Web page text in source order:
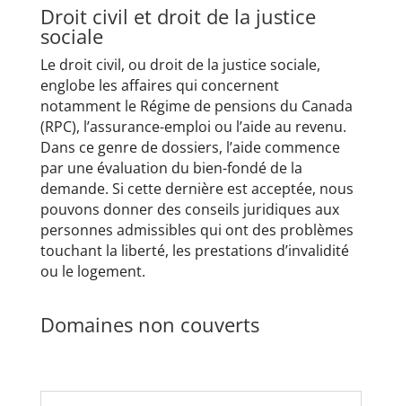
Droit civil et droit de la justice
sociale
Le droit civil, ou droit de la justice sociale,
englobe les affaires qui concernent
notamment le Régime de pensions du Canada
(RPC), l’assurance-emploi ou l’aide au revenu.
Dans ce genre de dossiers, l’aide commence
par une évaluation du bien-fondé de la
demande. Si cette dernière est acceptée, nous
pouvons donner des conseils juridiques aux
personnes admissibles qui ont des problèmes
touchant la liberté, les prestations d’invalidité
ou le logement.
Domaines non couverts